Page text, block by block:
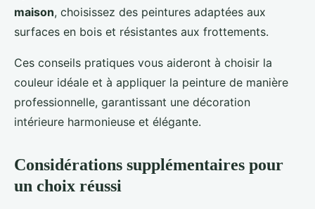
maison, choisissez des peintures adaptées aux
surfaces en bois et résistantes aux frottements.
Ces conseils pratiques vous aideront à choisir la
couleur idéale et à appliquer la peinture de manière
professionnelle, garantissant une décoration
intérieure harmonieuse et élégante.
Considérations supplémentaires pour
un choix réussi